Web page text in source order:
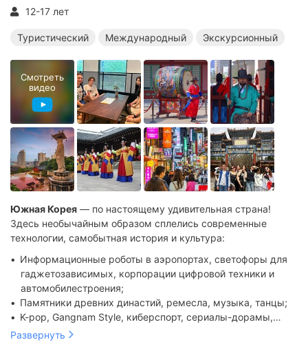
12-17 лет
Туристический Международный Экскурсионный
Южная Корея — по настоящему удивительная страна!
Здесь необычайным образом сплелись современные
технологии, самобытная история и культура:
Информационные роботы в аэропортах, светофоры для
гаджетозависимых, корпорации цифровой техники и
автомобилестроения;
Памятники древних династий, ремесла, музыка, танцы;
K-pop, Gangnam Style, киберспорт, сериалы-дорамы,
кухня с ее острыми пикантными блюдами, тхэквондо.
Детский тур Korea сlub — это:
Развернуть
Смотреть
видео